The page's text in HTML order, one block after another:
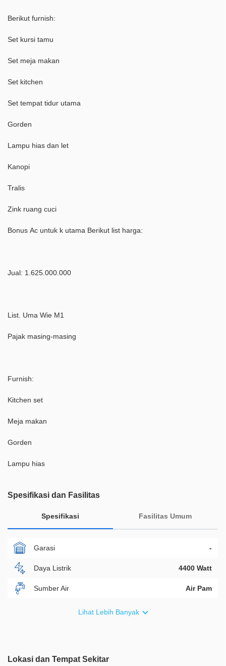
Berikut furnish:
Set kursi tamu
Set meja makan
Set kitchen
Set tempat tidur utama
Gorden
Lampu hias dan let
Kanopi
Tralis
Zink ruang cuci
Bonus Ac untuk k utama Berikut list harga:
Jual: 1.625.000.000
List. Uma Wie M1
Pajak masing-masing
Furnish:
Kitchen set
Meja makan
Gorden
Lampu hias
Spesifikasi dan Fasilitas
Spesifikasi Fasilitas Umum
Garasi -
Daya Listrik 4400 Watt
Sumber Air Air Pam
Lihat Lebih Banyak
Lokasi dan Tempat Sekitar